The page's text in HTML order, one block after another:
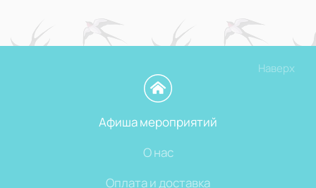
Наверх
Афиша мероприятий
О нас
Оплата и доставка